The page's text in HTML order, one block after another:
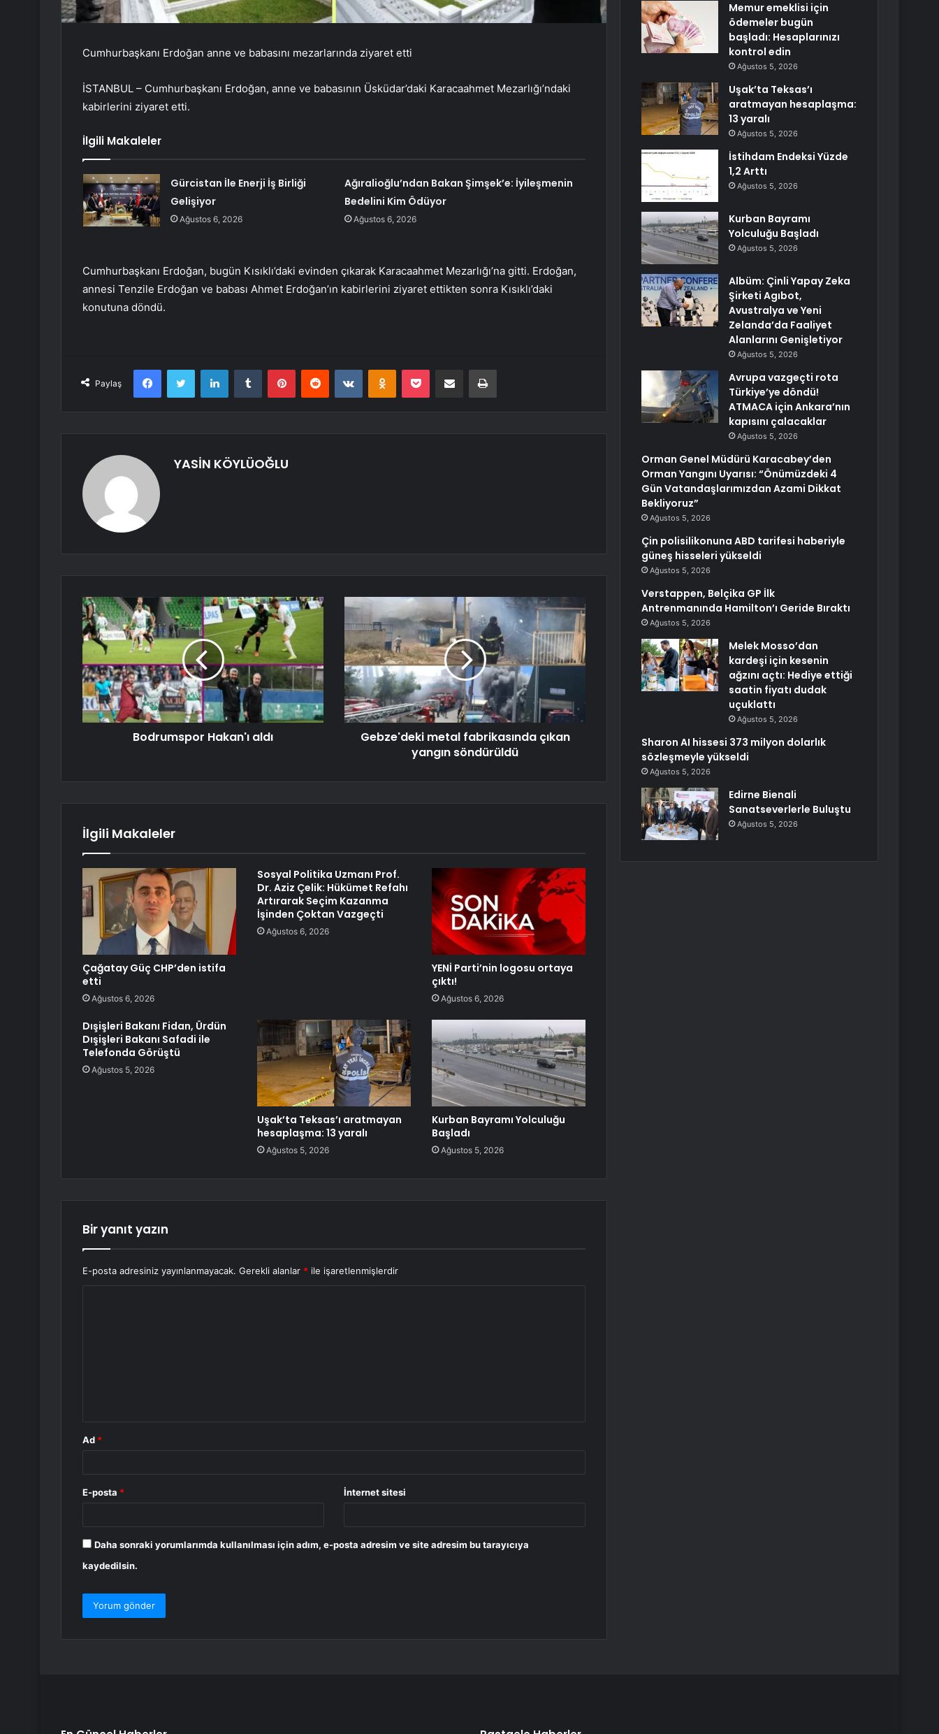
Cumhurbaşkanı Erdoğan anne ve babasını mezarlarında ziyaret etti
İSTANBUL – Cumhurbaşkanı Erdoğan, anne ve babasının Üsküdar’daki Karacaahmet Mezarlığı’ndaki
kabirlerini ziyaret etti.
İlgili Makaleler
Gürcistan İle Enerji İş Birliği
Gelişiyor
Ağustos 6, 2026
Ağıralioğlu’ndan Bakan Şimşek’e: İyileşmenin
Bedelini Kim Ödüyor
Ağustos 6, 2026
Cumhurbaşkanı Erdoğan, bugün Kısıklı’daki evinden çıkarak Karacaahmet Mezarlığı’na gitti. Erdoğan,
annesi Tenzile Erdoğan ve babası Ahmet Erdoğan’ın kabirlerini ziyaret ettikten sonra Kısıklı’daki
konutuna döndü.
Paylaş
FacebookTwitter LinkedInTumblr PinterestReddit VKontakteOdnoklassniki
Pocket E-Posta ile paylaş Yazdır
YASİN KÖYLÜOĞLU
Bodrumspor Hakan'ı aldı
Gebze'deki metal fabrikasında çıkan
yangın söndürüldü
İlgili Makaleler
Çağatay Güç CHP’den istifa
etti
Ağustos 6, 2026
Sosyal Politika Uzmanı Prof.
Dr. Aziz Çelik: Hükümet Refahı
Artırarak Seçim Kazanma
İşinden Çoktan Vazgeçti
Ağustos 6, 2026
YENİ Parti’nin logosu ortaya
çıktı!
Ağustos 6, 2026
Dışişleri Bakanı Fidan, Ürdün
Dışişleri Bakanı Safadi ile
Telefonda Görüştü
Ağustos 5, 2026
Uşak’ta Teksas’ı aratmayan
hesaplaşma: 13 yaralı
Ağustos 5, 2026
Kurban Bayramı Yolculuğu
Başladı
Ağustos 5, 2026
Bir yanıt yazın
E-posta adresiniz yayınlanmayacak. Gerekli alanlar * ile işaretlenmişlerdir
Ad *
E-posta * İnternet sitesi
Daha sonraki yorumlarımda kullanılması için adım, e-posta adresim ve site adresim bu tarayıcıya
kaydedilsin.
Memur emeklisi için
ödemeler bugün
başladı: Hesaplarınızı
kontrol edin
Ağustos 5, 2026
Uşak’ta Teksas’ı
aratmayan hesaplaşma:
13 yaralı
Ağustos 5, 2026
İstihdam Endeksi Yüzde
1,2 Arttı
Ağustos 5, 2026
Kurban Bayramı
Yolculuğu Başladı
Ağustos 5, 2026
Albüm: Çinli Yapay Zeka
Şirketi Agıbot,
Avustralya ve Yeni
Zelanda’da Faaliyet
Alanlarını Genişletiyor
Ağustos 5, 2026
Avrupa vazgeçti rota
Türkiye’ye döndü!
ATMACA için Ankara’nın
kapısını çalacaklar
Ağustos 5, 2026
Orman Genel Müdürü Karacabey’den
Orman Yangını Uyarısı: “Önümüzdeki 4
Gün Vatandaşlarımızdan Azami Dikkat
Bekliyoruz”
Ağustos 5, 2026
Çin polisilikonuna ABD tarifesi haberiyle
güneş hisseleri yükseldi
Ağustos 5, 2026
Verstappen, Belçika GP İlk
Antrenmanında Hamilton’ı Geride Bıraktı
Ağustos 5, 2026
Melek Mosso’dan
kardeşi için kesenin
ağzını açtı: Hediye ettiği
saatin fiyatı dudak
uçuklattı
Ağustos 5, 2026
Sharon AI hissesi 373 milyon dolarlık
sözleşmeyle yükseldi
Ağustos 5, 2026
Edirne Bienali
Sanatseverlerle Buluştu
Ağustos 5, 2026